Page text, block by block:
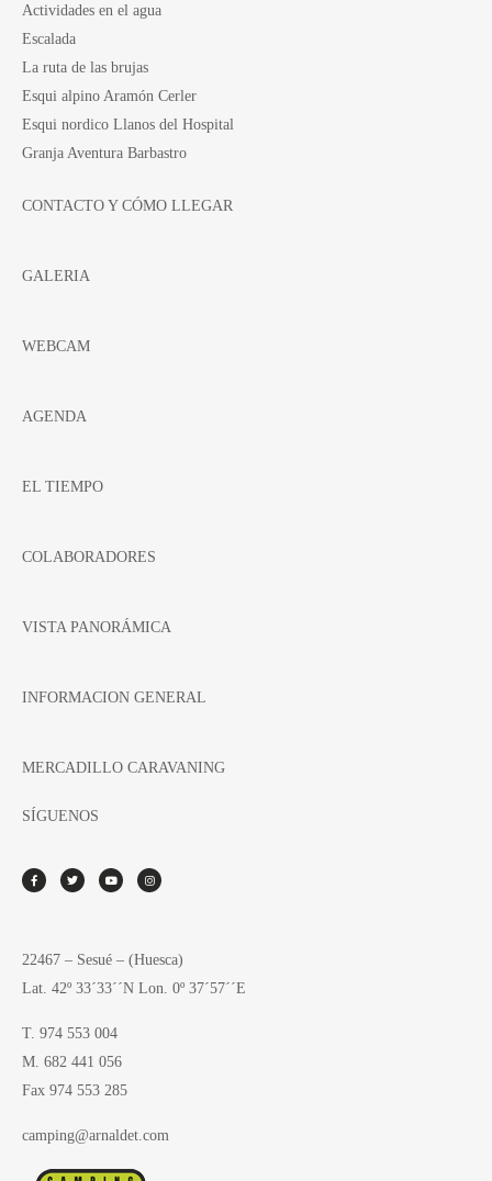
Actividades en el agua
Escalada
La ruta de las brujas
Esqui alpino Aramón Cerler
Esqui nordico Llanos del Hospital
Granja Aventura Barbastro
CONTACTO Y CÓMO LLEGAR
GALERIA
WEBCAM
AGENDA
EL TIEMPO
COLABORADORES
VISTA PANORÁMICA
INFORMACION GENERAL
MERCADILLO CARAVANING
SÍGUENOS
22467 – Sesué – (Huesca)
Lat. 42º 33´33´´N Lon. 0º 37´57´´E
T. 974 553 004
M. 682 441 056
Fax 974 553 285
camping@arnaldet.com